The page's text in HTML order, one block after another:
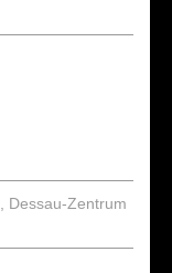
Dessau-Zentrum